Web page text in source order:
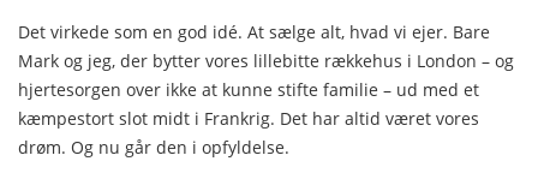
Det virkede som en god idé. At sælge alt, hvad vi ejer. Bare
Mark og jeg, der bytter vores lillebitte rækkehus i London – og
hjertesorgen over ikke at kunne stifte familie – ud med et
kæmpestort slot midt i Frankrig. Det har altid været vores
drøm. Og nu går den i opfyldelse.